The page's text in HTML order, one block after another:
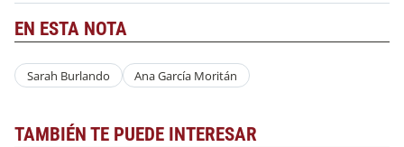
EN ESTA NOTA
Sarah Burlando Ana García Moritán
TAMBIÉN TE PUEDE INTERESAR